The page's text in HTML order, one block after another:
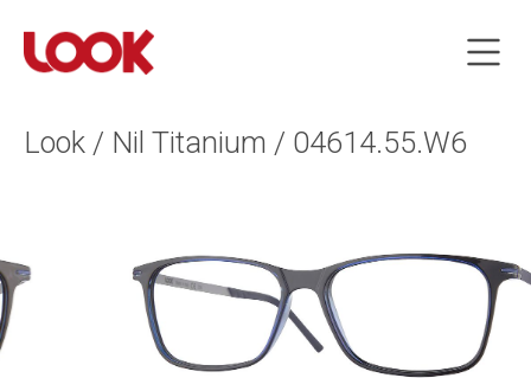
Look / Nil Titanium / 04614.55.W6